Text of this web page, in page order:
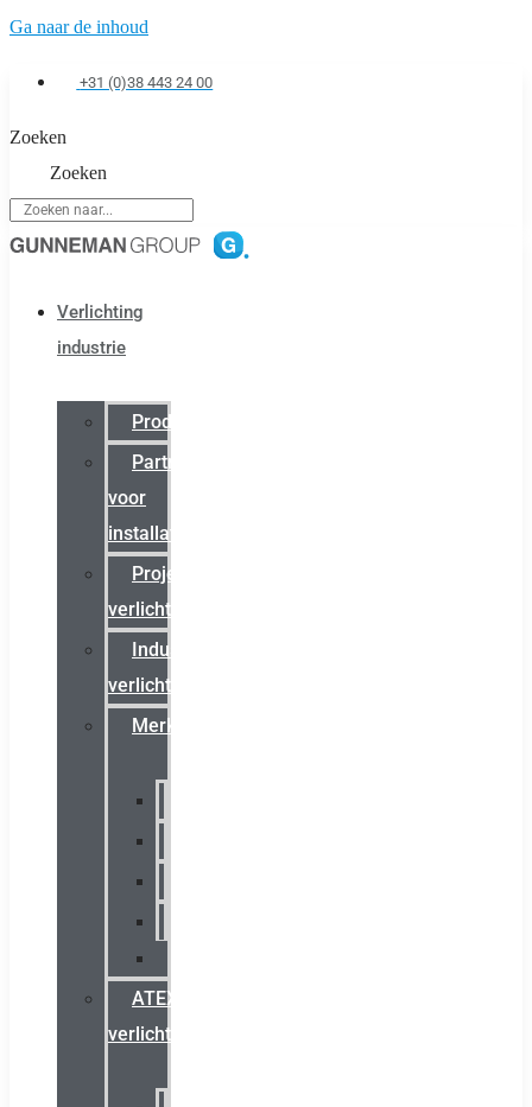
Ga naar de inhoud
+31 (0)38 443 24 00
Zoeken
Zoeken
Verlichting
industrie
Productcatalogus
Partner
voor
installateurs
Projectreferenties
verlichting
Industriële
verlichting
Merken
ATEX
verlichting